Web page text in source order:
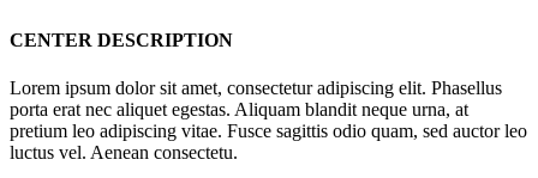
CENTER DESCRIPTION
Lorem ipsum dolor sit amet, consectetur adipiscing elit. Phasellus
porta erat nec aliquet egestas. Aliquam blandit neque urna, at
pretium leo adipiscing vitae. Fusce sagittis odio quam, sed auctor leo
luctus vel. Aenean consectetu.